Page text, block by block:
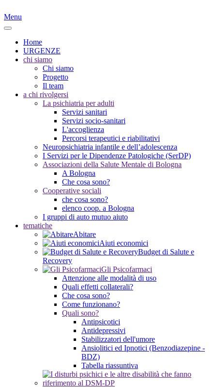
Menu
Home
URGENZE
chi siamo
Chi siamo
Progetto
Il team
a chi rivolgersi
La psichiatria per adulti
Servizi sanitari
Servizi socio-sanitari
L'accoglienza
Percorsi terapeutici e riabilitativi
Neuropsichiatria infantile e dell’adolescenza
I Servizi per le Dipendenze Patologiche (SerDP)
Associazioni della Salute Mentale di Bologna
A Bologna
Che cosa sono?
Cooperative sociali
che cosa sono?
elenco coop. a Bologna
I gruppi di auto mutuo aiuto
tematiche
Abitare
Aiuti economici
Budget di Salute e
Recovery
Gli Psicofarmaci
Attenzione alle modalità di uso
Quali effetti collaterali?
Che cosa sono?
Come funzionano?
Quali sono?
Antipsicotici
Antidepressivi
Stabilizzatori dell'umore
Ansiolitici ed Ipnotici (Benzodiazepine -
BDZ)
Tabella riassuntiva